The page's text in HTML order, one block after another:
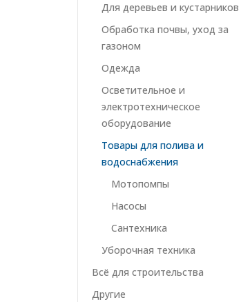
Для деревьев и кустарников
Обработка почвы, уход за
газоном
Одежда
Осветительное и
электротехническое
оборудование
Товары для полива и
водоснабжения
Мотопомпы
Насосы
Сантехника
Уборочная техника
Всё для строительства
Другие